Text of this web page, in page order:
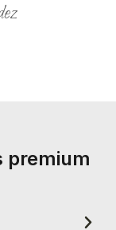
premium